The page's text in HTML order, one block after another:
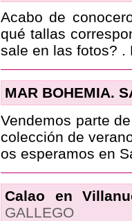
Acabo de
qué tallas
sale en las fotos? .
MAR BOHEMIA.
Vendemos parte
colección de
os esperamos en
Calao en
GALLEGO